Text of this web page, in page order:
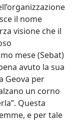
il nome
visione che il
mese (Sebat)
avuto la sua
Geova per
un corno
Questa
e per tale